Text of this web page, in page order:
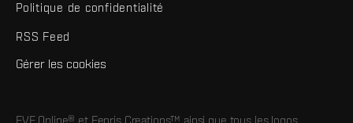
Politique de confidentialité
RSS Feed
Gérer les cookies
EVE Online® et Fenris Creations™ ainsi que tous les logos